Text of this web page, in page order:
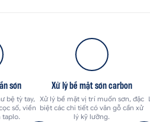
sơn
bệ tỳ tay,
số, viền
taplo.
Xử lý bề mặt sơn carbon
Xử lý bề mặt vị trí muốn sơn, đặc
biệt các chi tiết có vân gỗ cần xử
lý kỹ lưỡng.